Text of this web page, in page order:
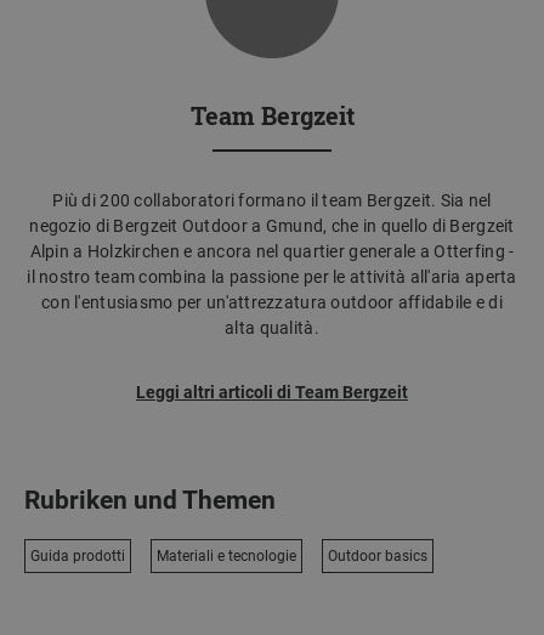
Team Bergzeit
Più di 200 collaboratori formano il team Bergzeit. Sia nel
negozio di Bergzeit Outdoor a Gmund, che in quello di Bergzeit
Alpin a Holzkirchen e ancora nel quartier generale a Otterfing -
il nostro team combina la passione per le attività all'aria aperta
con l'entusiasmo per un'attrezzatura outdoor affidabile e di
alta qualità.
Leggi altri articoli di Team Bergzeit
Rubriken und Themen
Guida prodotti Materiali e tecnologie Outdoor basics